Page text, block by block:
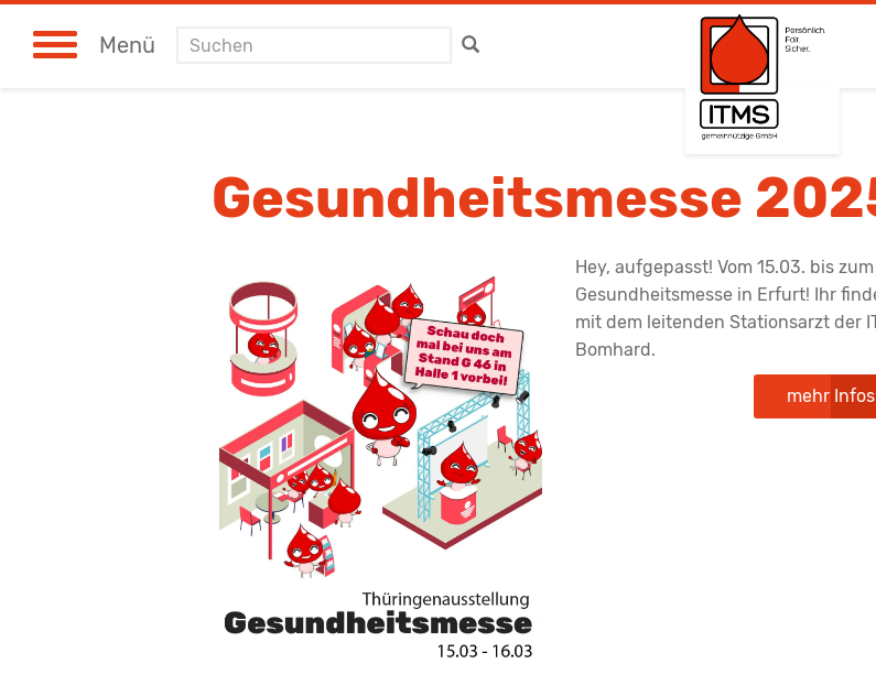
Menü Suchen
Gesundheitsmesse
Hey, aufgepasst! Vom 15.03. bis
Gesundheitsmesse in Erfurt! Ihr
mit dem leitenden Stationsarzt der
Bomhard.
mehr Infos